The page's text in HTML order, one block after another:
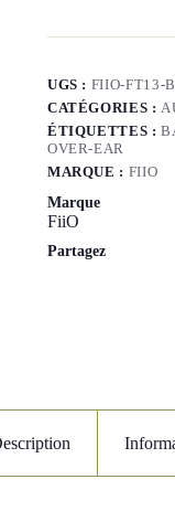
UGS : FIIO-FT13-
CATÉGORIES :
ÉTIQUETTES :
OVER-EAR
MARQUE : FIIO
Marque
FiiO
Partagez